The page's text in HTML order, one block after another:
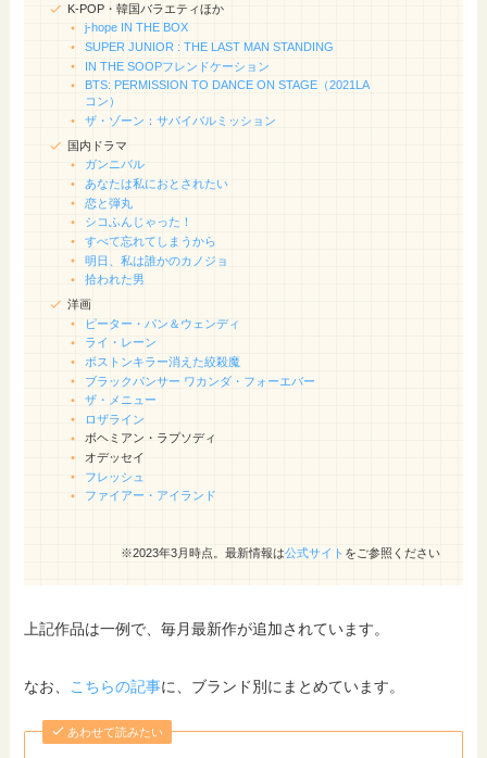
K-POP・韓国バラエティほか
j-hope IN THE BOX
SUPER JUNIOR : THE LAST MAN STANDING
IN THE SOOPフレンドケーション
BTS: PERMISSION TO DANCE ON STAGE（2021LA
コン）
ザ・ゾーン：サバイバルミッション
国内ドラマ
ガンニバル
あなたは私におとされたい
恋と弾丸
シコふんじゃった！
すべて忘れてしまうから
明日、私は誰かのカノジョ
拾われた男
洋画
ピーター・パン＆ウェンディ
ライ・レーン
ボストンキラー消えた絞殺魔
ブラックパンサー ワカンダ・フォーエバー
ザ・メニュー
ロザライン
ボヘミアン・ラプソディ
オデッセイ
フレッシュ
ファイアー・アイランド
※2023年3月時点。最新情報は公式サイト をご参照ください
上記作品は一例で、毎月最新作が追加されています。
なお、 こちらの記事に、ブランド別にまとめています。
あわせて読みたい